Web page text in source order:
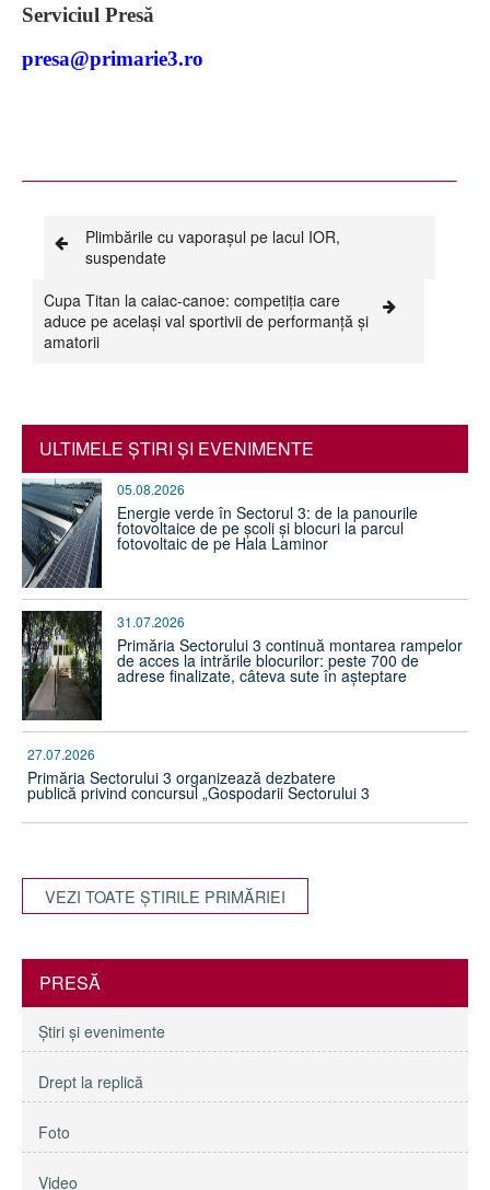
Serviciul Presă
presa@primarie3.ro
Plimbările cu vaporașul pe lacul IOR,
suspendate
Cupa Titan la caiac-canoe: competiția care
aduce pe același val sportivii de performanță și
amatorii
ULTIMELE ŞTIRI ŞI EVENIMENTE
05.08.2026
Energie verde în Sectorul 3: de la panourile
fotovoltaice de pe școli și blocuri la parcul
fotovoltaic de pe Hala Laminor
31.07.2026
Primăria Sectorului 3 continuă montarea rampelor
de acces la intrările blocurilor: peste 700 de
adrese finalizate, câteva sute în așteptare
27.07.2026
Primăria Sectorului 3 organizează dezbatere
publică privind concursul „Gospodarii Sectorului 3
VEZI TOATE ŞTIRILE PRIMĂRIEI
PRESĂ
Ştiri şi evenimente
Drept la replică
Foto
Video